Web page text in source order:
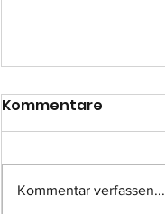
Einsatz-Nr.: 057
Kommentare
Kommentar verfassen...